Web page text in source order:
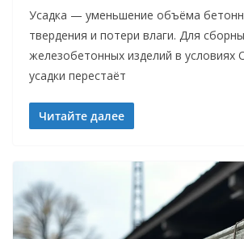
Усадка — уменьшение объёма
твердения и потери влаги. Для
железобетонных изделий в условиях
усадки перестаёт
Читайте далее